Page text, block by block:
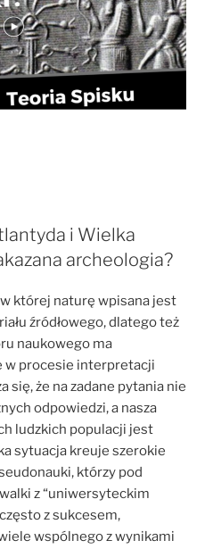
i Wielka
archeologia?
której naturę wpisana jest
źródłowego, dlatego też
naukowego ma
w procesie interpretacji
się, że na zadane pytania nie
odpowiedzi, a nasza
ludzkich populacji jest
sytuacja kreuje szerokie
którzy pod
z “uniwersyteckim
z sukcesem,
wspólnego z wynikami